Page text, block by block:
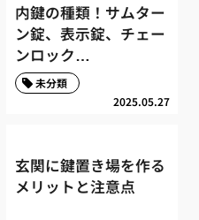
内鍵の種類！サムター
ン錠、表示錠、チェー
ンロック…
2025.05.27
未分類
玄関に鍵置き場を作る
メリットと注意点